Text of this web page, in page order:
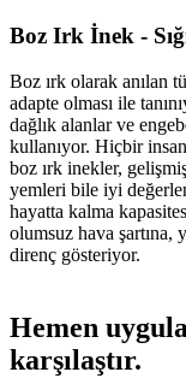
Boz Irk İnek -
Boz ırk olarak anılan
adapte olması ile
dağlık alanlar ve
kullanıyor. Hiçbir
boz ırk inekler,
yemleri bile iyi
hayatta kalma
olumsuz hava şartına,
direnç gösteriyor.
Hemen
karşılaştır.